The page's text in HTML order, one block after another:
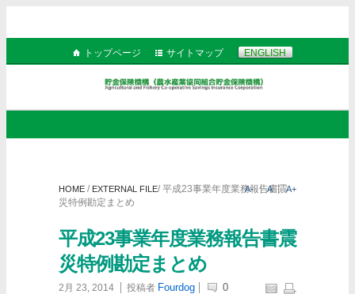
トップページ サイトマップ ENGLISH
HOME / EXTERNAL FILE/平成23事業年度業務報告書震
災特例勘定まとめ
平成23事業年度業務報告書震
災特例勘定まとめ
2月 23, 2014 投稿者 Fourdog 0
A- A A+